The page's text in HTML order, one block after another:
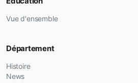
Vue d'ensemble
Département
Histoire
News